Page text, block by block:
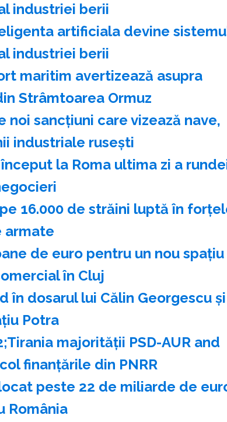
industriei berii
artificiala devine
industriei berii
maritim avertizează asupra
Strâmtoarea Ormuz
noi sancţiuni care vizează nave,
industriale ruseşti
la Roma ultima zi a
16.000 de străini luptă în
armate
de euro pentru un nou spaţiu
în Cluj
în dosarul lui Călin Georgescu şi
Potra
majorităţii PSD-AUR and
finanţările din PNRR
peste 22 de miliarde de
România